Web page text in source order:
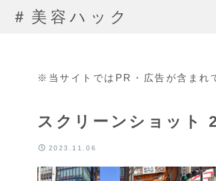
＃美容ハック
※当サイトではPR・広告が含まれ
スクリーンショット
2023.11.06